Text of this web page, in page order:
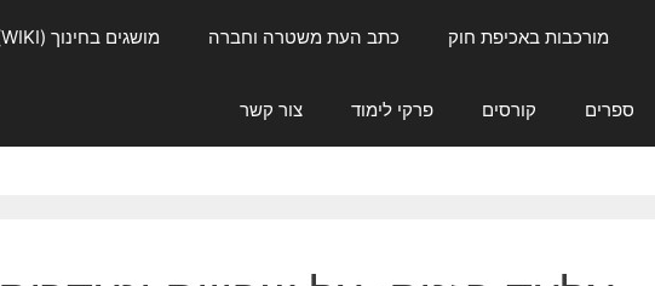
מורכבות באכיפת חוק כתב העת משטרה וחברה מושגים בחינוך (WIKI)
ספרים קורסים פרקי לימוד צור קשר